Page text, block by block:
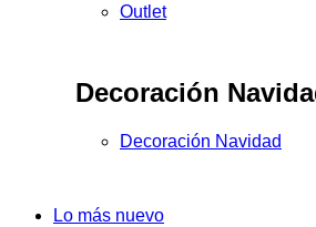
Outlet
Decoración
Decoración Navidad
Lo más nuevo